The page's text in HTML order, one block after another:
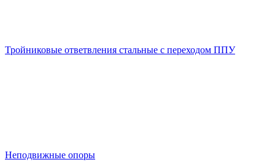
Тройниковые ответвления стальные с переходом ППУ
Неподвижные опоры